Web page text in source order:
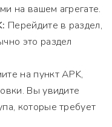
на вашем агрегате.
Перейдите в раздел,
это раздел
на пункт APK,
Вы увидите
которые требует